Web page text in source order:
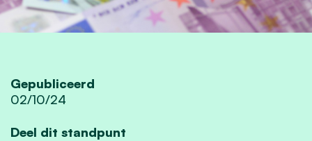
Gepubliceerd
02/10/24
Deel dit standpunt